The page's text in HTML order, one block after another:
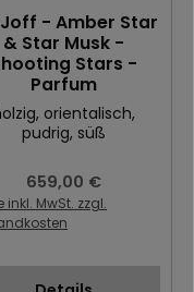
Star
& Star Musk -
Stars -
Parfum
, orientalisch,
pudrig, süß
Regulärer Preis:
659,00 €
inkl. MwSt. zzgl.